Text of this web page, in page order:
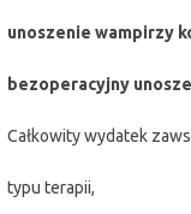
unoszenie wampirzy
bezoperacyjny
Całkowity wydatek
typu terapii,